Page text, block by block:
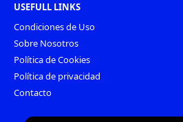
USEFULL LINKS
Condiciones de Uso
Sobre Nosotros
Política de Cookies
Política de privacidad
Contacto